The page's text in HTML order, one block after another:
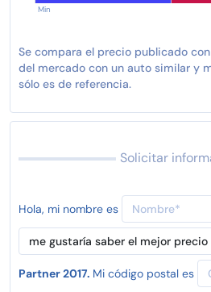
Min
Se compara el precio publicado
del mercado con un auto similar y
sólo es de referencia.
Solicitar
Hola, mi nombre es
Partner 2017. Mi código postal es